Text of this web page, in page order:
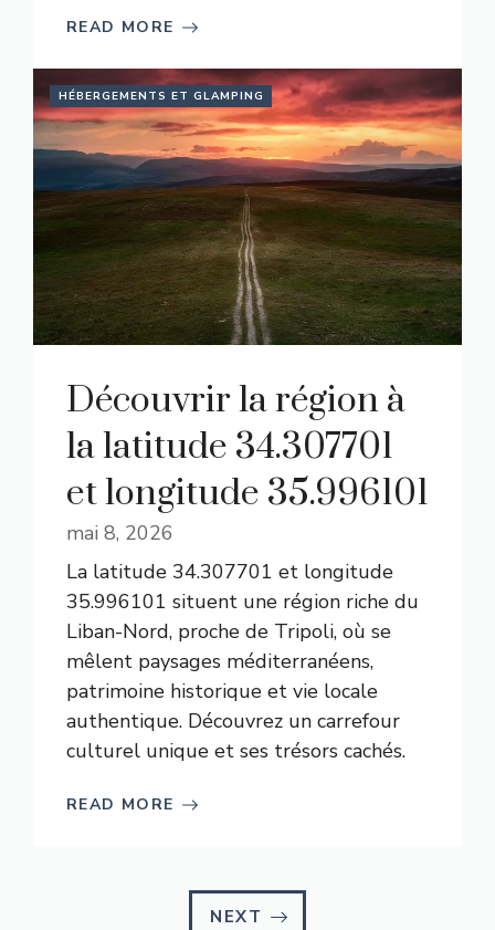
READ MORE
HÉBERGEMENTS ET GLAMPING
Découvrir la région à
la latitude 34.307701
et longitude 35.996101
mai 8, 2026
La latitude 34.307701 et longitude
35.996101 situent une région riche du
Liban-Nord, proche de Tripoli, où se
mêlent paysages méditerranéens,
patrimoine historique et vie locale
authentique. Découvrez un carrefour
culturel unique et ses trésors cachés.
READ MORE
NEXT